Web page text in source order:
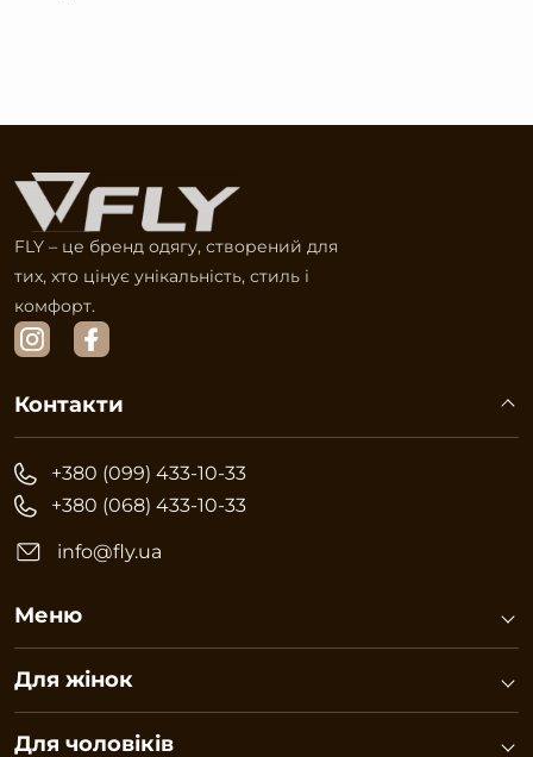
FLY – це бренд одягу, створений для
тих, хто цінує унікальність, стиль і
комфорт.
Меню
Контакти
+380 (099) 433-10-33
+380 (068) 433-10-33
info@fly.ua
Для жінок
Для чоловіків